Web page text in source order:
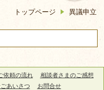
トップページ 異議申立
依頼の流れ
相談者さまのご感想
あいさつ お問合せ